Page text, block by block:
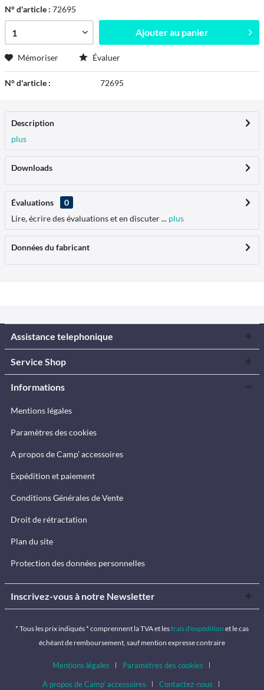
N° d'article : 72695
Ajouter au panier
Mémoriser Évaluer
N° d'article : 72695
Description
plus
Downloads
Évaluations
0
Lire, écrire des évaluations et en discuter ... plus
Données du fabricant
Assistance telephonique
Service Shop
Informations
Mentions légales
Paramètres des cookies
A propos de Camp’ accessoires
Expédition et paiement
Conditions Générales de Vente
Droit de rétractation
Plan du site
Protection des données personnelles
Inscrivez-vous à notre Newsletter
* Tous les prix indiqués * comprennent la TVA et lesfrais d'expédition et le cas
échéant de remboursement, sauf mention expresse contraire
Mentions légales
Paramètres des cookies
A propos de Camp’ accessoires
Contactez-nous